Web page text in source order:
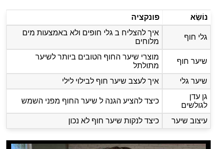
נוֹשֵׂא פונקציה
גלי חוף
איך להצליח ב גלי חופים ולא באמצעות מים
מלוחים
שיער חוף
מוצרי שיער החוף הטובים ביותר לשיער
מתולתל
שיער גלי
איך לעצב שיער חוף לבילוי לילי
גן עדן
לגולשים
כיצד להציע הגנה ל שיער החוף מפני השמש
עיצוב שיער כיצד לנקות שיער חוף לא נכון